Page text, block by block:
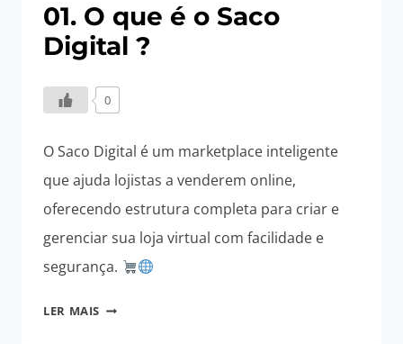
DE
UMA
LOJA
VIRTUAL?
01. O que é o Saco
Digital ?
0
O Saco Digital é um marketplace inteligente
que ajuda lojistas a venderem online,
oferecendo estrutura completa para criar e
gerenciar sua loja virtual com facilidade e
segurança.
LER MAIS 01.